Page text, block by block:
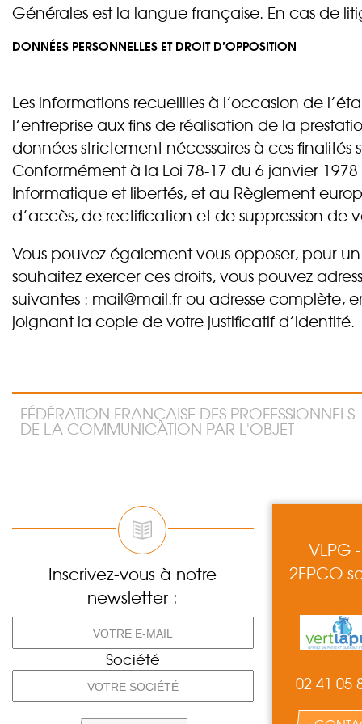
Générales est la langue française. En cas de
DONNÉES PERSONNELLES ET DROIT D’OPPOSITION
Les informations recueillies à l’occasion de
l’entreprise aux fins de réalisation de la
données strictement nécessaires à ces
Conformément à la Loi 78-17 du 6 janvier
Informatique et libertés, et au Règlement
d’accès, de rectification et de suppression de
Vous pouvez également vous opposer, pour
souhaitez exercer ces droits, vous pouvez
suivantes : mail@mail.fr ou adresse complète,
joignant la copie de votre justificatif d’identité.
FÉDÉRATION FRANÇAISE DES PROFESSIONNELS
DE LA COMMUNICATION PAR L'OBJET
Inscrivez-vous à notre
newsletter :
Société
VLPG
2FPCO
02 41 05